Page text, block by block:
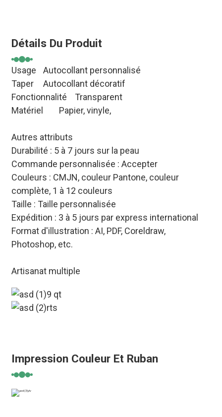
Détails Du Produit
Usage
Autocollant personnalisé
Taper
Autocollant décoratif
Fonctionnalité
Transparent
Matériel
Papier, vinyle,
Autres attributs
Durabilité : 5 à 7 jours sur la peau
Commande personnalisée : Accepter
Couleurs : CMJN, couleur Pantone, couleur
complète, 1 à 12 couleurs
Taille : Taille personnalisée
Expédition : 3 à 5 jours par express international
Format d'illustration : AI, PDF, Coreldraw,
Photoshop, etc.
Artisanat multiple
Impression Couleur Et Ruban